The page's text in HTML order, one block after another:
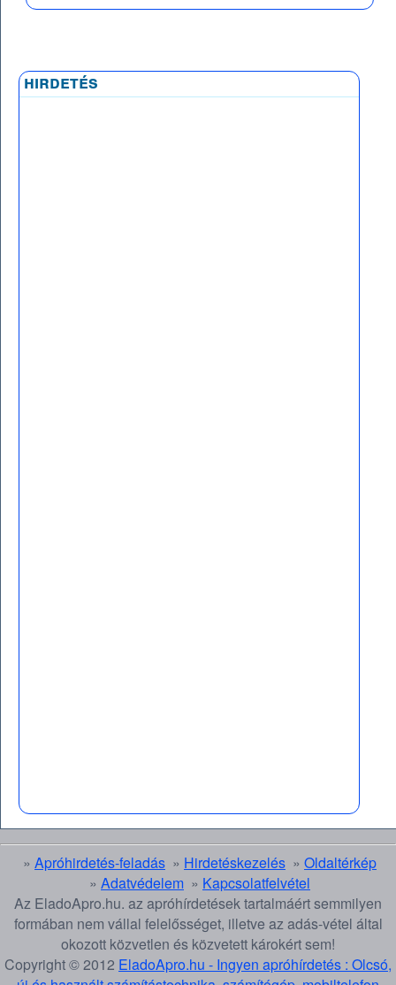
hirdetés
» Apróhirdetés-feladás » Hirdetéskezelés » Oldaltérkép
» Adatvédelem » Kapcsolatfelvétel
Az EladoApro.hu. az apróhírdetések tartalmáért semmilyen
formában nem vállal felelősséget, illetve az adás-vétel által
okozott közvetlen és közvetett károkért sem!
Copyright © 2012 EladoApro.hu - Ingyen apróhírdetés : Olcsó,